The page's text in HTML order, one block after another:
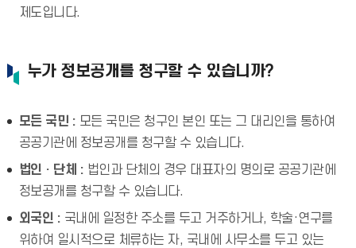
제도입니다.
누가 정보공개를 청구할 수 있습니까?
모든 국민 : 모든 국민은 청구인 본인 또는 그 대리인을 통하여
공공기관에 정보공개를 청구할 수 있습니다.
법인 · 단체 : 법인과 단체의 경우 대표자의 명의로 공공기관에
정보공개를 청구할 수 있습니다.
외국인 : 국내에 일정한 주소를 두고 거주하거나, 학술·연구를
위하여 일시적으로 체류하는 자, 국내에 사무소를 두고 있는